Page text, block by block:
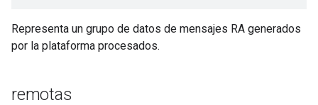
Representa un grupo de datos de mensajes RA generados
por la plataforma procesados.
remotas